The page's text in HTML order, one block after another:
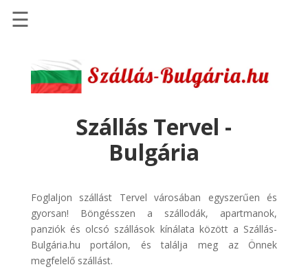
Szállások
Repülőjegy
pénzvisszatérítéssel
Discover
Cars
Transzfer
☰
Szállás Tervel -
Bulgária
Foglaljon szállást Tervel városában egyszerűen és
gyorsan! Böngésszen a szállodák, apartmanok,
panziók és olcsó szállások kínálata között a Szállás-
Bulgária.hu portálon, és találja meg az Önnek
megfelelő szállást.